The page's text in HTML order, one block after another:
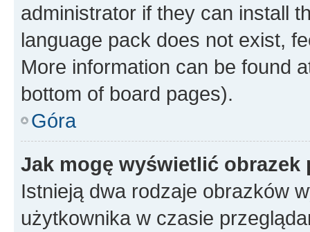
administrator if they can install
language pack does not exist,
More information can be found
bottom of board pages).
Góra
Jak mogę wyświetlić
Istnieją dwa rodzaje obrazków
użytkownika w czasie